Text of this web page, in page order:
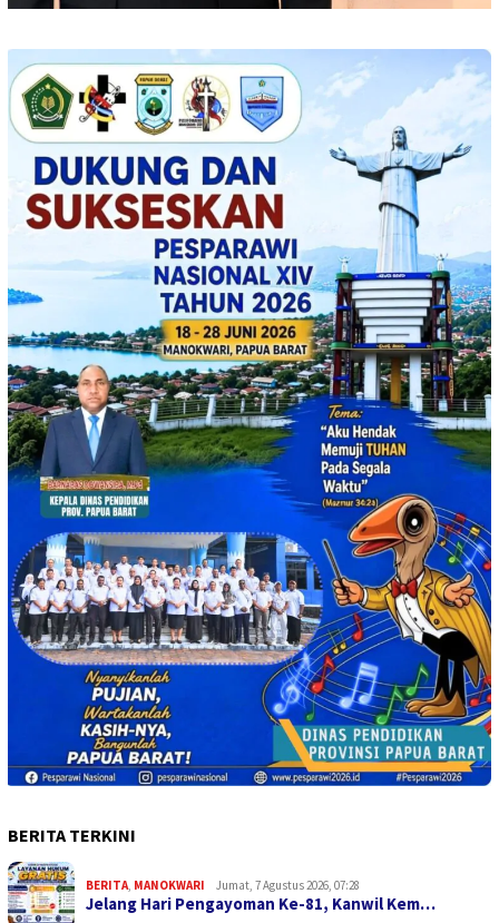
BERITA TERKINI
BERITA, MANOKWARI Jumat, 7 Agustus 2026, 07:28
Jelang Hari Pengayoman Ke-81, Kanwil Kem…